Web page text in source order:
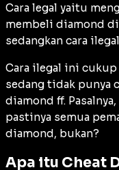
Cara legal yaitu
membeli diamond
sedangkan cara
Cara ilegal ini
sedang tidak punya
diamond ff.
pastinya semua
diamond, bukan?
Apa itu Cheat